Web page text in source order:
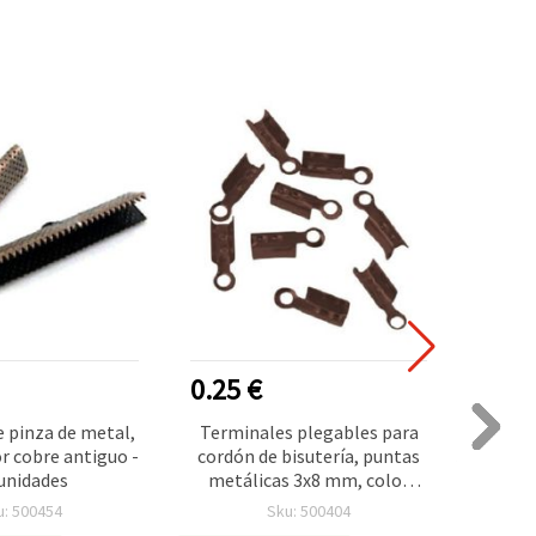
pinza de metal,
cobre antiguo -
500454
0.25 €
Terminales plegables para
cordón de bisutería, puntas
metálicas 3x8 mm, color
bronce antiguo, 50 piezas
Sku: 500404